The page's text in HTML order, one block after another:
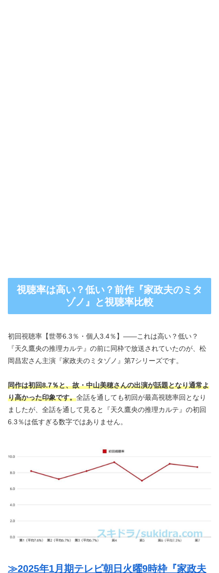
視聴率は高い？低い？前作『家政夫のミタ
ゾノ』と視聴率比較
初回視聴率【世帯6.3％・個人3.4％】――これは高い？低い？
『天久鷹央の推理カルテ』の前に同枠で放送されていたのが、松
岡昌宏さん主演『家政夫のミタゾノ』第7シリーズです。
同作は初回8.7％と、故・中山美穂さんの出演が話題となり通常よ
り高かった印象です。全話を通しても初回が最高視聴率回となり
ましたが、全話を通して見ると『天久鷹央の推理カルテ』の初回
6.3％は低すぎる数字ではありません。
≫2025年1月期テレビ朝日火曜9時枠『家政夫